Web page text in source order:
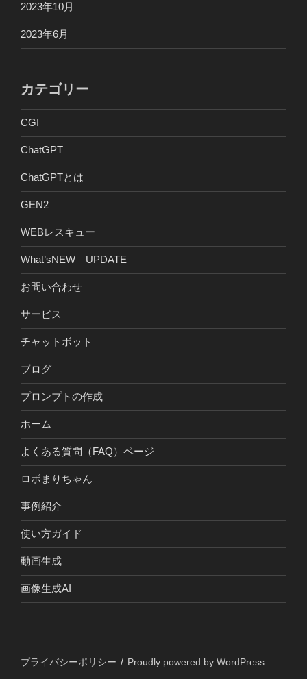
2023年10月
2023年6月
カテゴリー
CGI
ChatGPT
ChatGPTとは
GEN2
WEBレスキュー
What’sNEW UPDATE
お問い合わせ
サービス
チャットボット
ブログ
プロンプトの作成
ホーム
よくある質問（FAQ）ページ
ロボまりちゃん
事例紹介
使い方ガイド
動画生成
画像生成AI
プライバシーポリシー Proudly powered by WordPress